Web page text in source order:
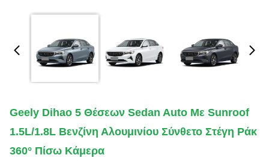
Geely Dihao 5 Θέσεων Sedan Auto Με Sunroof
1.5L/1.8L Βενζίνη Αλουμινίου Σύνθετο Στέγη Ράκ
360° Πίσω Κάμερα